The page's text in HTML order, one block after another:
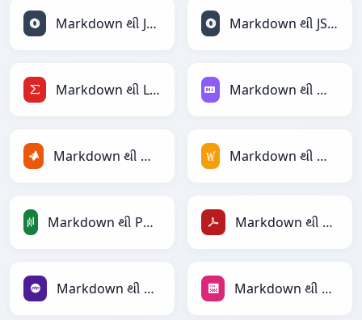
Markdown થી JSON Markdown થી JSONLines
Markdown થી LaTeX Markdown થી Markdown
Markdown થી MATLAB Markdown થી MediaWiki
Markdown થી PandasDataFrame Markdown થી PDF
Markdown થી PHP Markdown થી PNG